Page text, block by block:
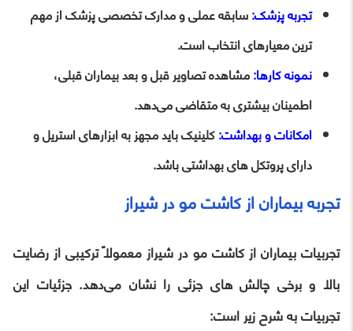
تجربه پزشک:سابقه عملی و مدارک تخصصی پزشک از مهم‌
ترین معیارهای انتخاب است.
نمونه کارها:مشاهده تصاویر قبل و بعد بیماران قبلی،
اطمینان بیشتری به متقاضی می‌دهد.
امکانات و بهداشت:کلینیک باید مجهز به ابزارهای استریل و
دارای پروتکل‌ های بهداشتی باشد.
تجربه بیماران از کاشت مو در شیراز
تجربیات بیماران از کاشت مو در شیراز معمولاً ترکیبی از رضایت
بالا و برخی چالش‌ های جزئی را نشان می‌دهد. جزئیات این
تجربیات به شرح زیر است: